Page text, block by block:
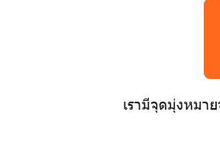
เรามีจุดมุ่งหมา